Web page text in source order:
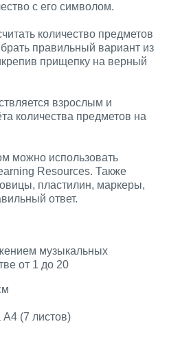
с его символом.
количество предметов
правильный вариант из
прищепку на верный
взрослым и
количества предметов на
можно использовать
Resources. Также
пластилин, маркеры,
ответ.
музыкальных
от 1 до 20
А4 (7 листов)